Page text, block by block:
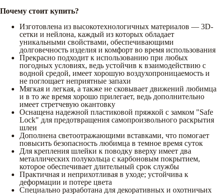
Почему стоит купить?
Изготовлена из высокотехнологичных материалов — 3D-
сетки и нейлона, каждый из которых обладает
уникальными свойствами, обеспечивающими
долговечность изделия и комфорт во время использования
Прекрасно подходит к использованию при любых
погодных условиях, ведь устойчив к взаимодействию с
водной средой, имеет хорошую воздухопроницаемость и
не поглощает неприятные запахи
Мягкая и легкая, а также не сковывает движений любимца
и в то же время хорошо прилегает, ведь дополнительно
имеет стретчевую окантовку
Оснащена надежной пластиковой пряжкой с замком "Safe
Lock" для предотвращения самопроизвольного раскрытия
шлеи
Дополнена светоотражающими вставками, что помогает
повысить безопасность любимца в темное время суток
Для крепления шлейки к поводку вверху имеет два
металлических полукольца с карбоновым покрытием,
которое обеспечивает длительный срок службы
Практичная и неприхотливая в уходе; устойчива к
деформации и потере цвета
Специально разработана для декоративных и охотничьих